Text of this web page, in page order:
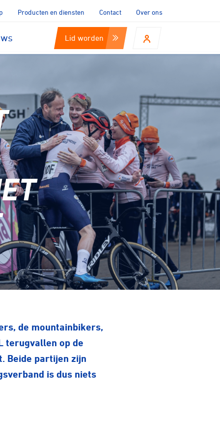
Producten en diensten Contact Over ons
Lid worden
de mountainbikers,
terugvallen op de
Beide partijen zijn
is dus niets